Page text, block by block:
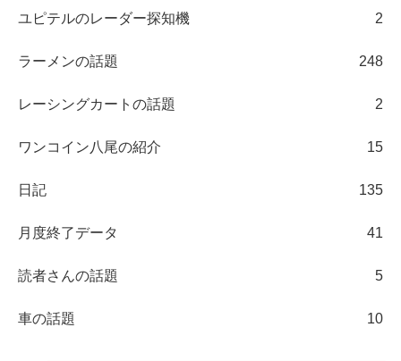
ユピテルのレーダー探知機 2
ラーメンの話題 248
レーシングカートの話題 2
ワンコイン八尾の紹介 15
日記 135
月度終了データ 41
読者さんの話題 5
車の話題 10